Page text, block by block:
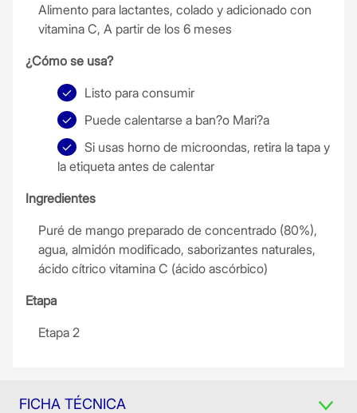
Alimento para lactantes, colado y adicionado con
vitamina C, A partir de los 6 meses
¿Cómo se usa?
Listo para consumir
Puede calentarse a ban?o Mari?a
Si usas horno de microondas, retira la tapa y
la etiqueta antes de calentar
Ingredientes
Puré de mango preparado de concentrado (80%),
agua, almidón modificado, saborizantes naturales,
ácido cítrico vitamina C (ácido ascórbico)
Etapa
Etapa 2
FICHA TÉCNICA